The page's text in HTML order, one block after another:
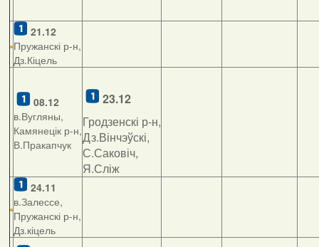
21.12
Пружанскі р-н,
Дз.Кіцель
08.12
в.Вугляны,
Камянецік р-н,
В.Пракапчук
23.12
Гродзенскі р-н,
Дз.Вінчэўскі,
С.Саковіч,
Я.Сліж
24.11
в.Залессе,
Пружанскі р-н,
Дз.кіцель